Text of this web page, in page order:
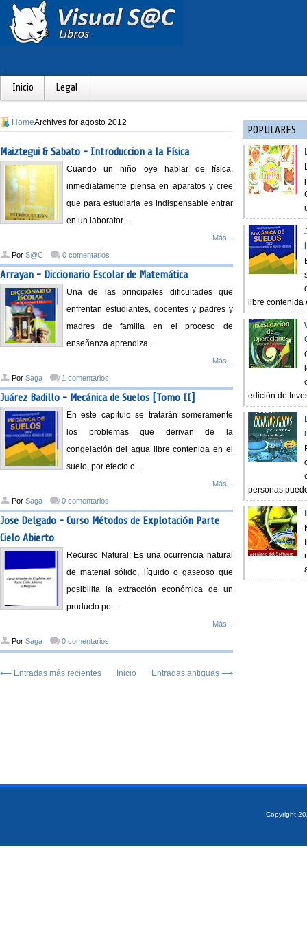
Inicio Legal
HomeArchives for agosto 2012
Maiztegui & Sabato - Introduccion a la Física
Cuando un niño oye hablar de física,
inmediatamente piensa en aparatos y cree
que para estudiarla es indispensable entrar
en un laborator...
Más...
Por S@C 0 comentarios
Arrayan - Diccionario Escolar de Matemática
Una de las principales dificultades que
enfrentan estudiantes, docentes y padres y
madres de familia en el proceso de
enseñanza aprendiza...
Más...
Por Saga 1 comentarios
Juárez Badillo - Mecánica de Suelos [Tomo II]
En este capítulo se tratarán someramente
los problemas que derivan de la
congelación del agua libre contenida en el
suelo, por efecto c...
Más...
Por Saga 0 comentarios
Jose Delgado - Curso Métodos de Explotación Parte
Cielo Abierto
Recurso Natural: Es una ocurrencia natural
de material sólido, líquido o gaseoso que
posibilita la extracción económica de un
producto po...
Más...
Por Saga 0 comentarios
⟵ Entradas más recientes Entradas antiguas ⟶
Inicio
POPULARES
libre contenida
edición de
personas
Copyright